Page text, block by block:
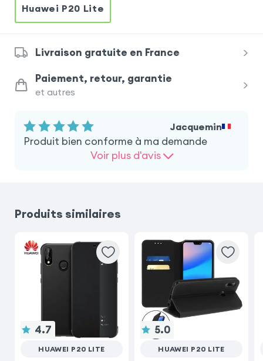
Huawei P20 Lite
Livraison gratuite en France
Paiement, retour, garantie
et autres
Jacquemin
Produit bien conforme à ma demande
Voir plus d'avis
Produits similaires
4.7
HUAWEI P20 LITE
5.0
HUAWEI P20 LITE